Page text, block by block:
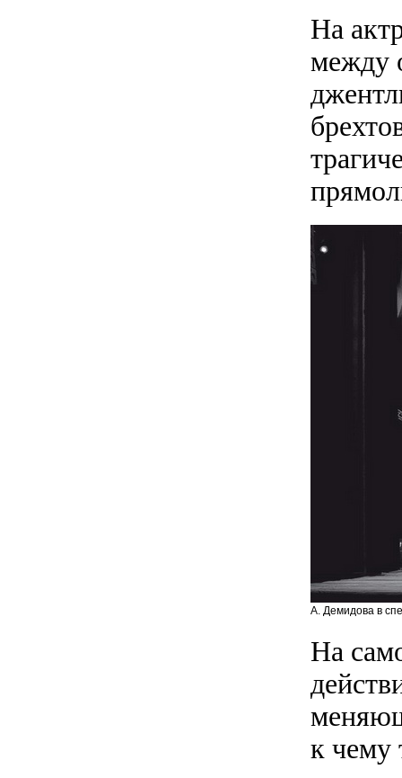
На
между
А. Демидова в
На
к чему